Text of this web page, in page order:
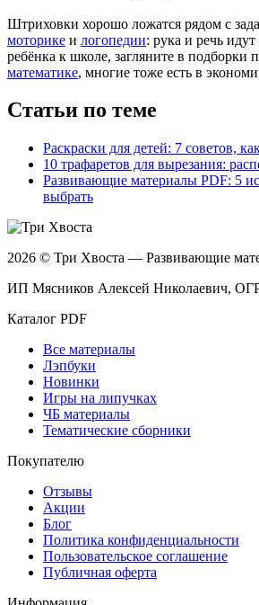
Прописи цифр
Штриховки хорошо ложатся рядом с
моторике и логопедии: рука и речь идут
ребёнка к школе, загляните в подборки
математике, многие тоже есть в
Статьи по теме
Раскраски для детей: 7 советов,
10 трафаретов для вырезания:
Развивающие материалы PDF: 5
выбрать
2026 © Три Хвоста — Развивающие
ИП Мясников Алексей Николаевич,
Каталог PDF
Все материалы
Лэпбуки
Новинки
Игры на липучках
ЧБ материалы
Тематические сборники
Покупателю
Отзывы
Акции
Блог
Политика конфиденциальности
Пользовательское соглашение
Публичная оферта